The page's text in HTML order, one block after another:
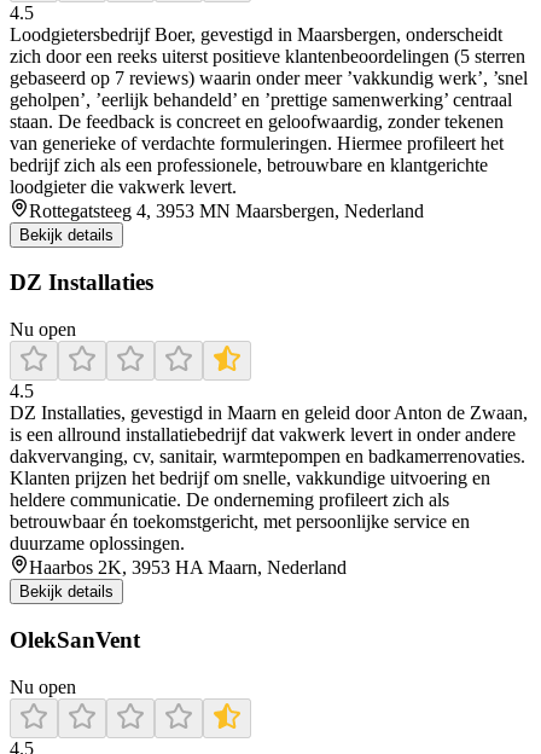
4.5
Loodgietersbedrijf Boer, gevestigd in Maarsbergen, onderscheidt
zich door een reeks uiterst positieve klantenbeoordelingen (5 sterren
gebaseerd op 7 reviews) waarin onder meer ’vakkundig werk’, ’snel
geholpen’, ’eerlijk behandeld’ en ’prettige samenwerking’ centraal
staan. De feedback is concreet en geloofwaardig, zonder tekenen
van generieke of verdachte formuleringen. Hiermee profileert het
bedrijf zich als een professionele, betrouwbare en klantgerichte
loodgieter die vakwerk levert.
Rottegatsteeg 4, 3953 MN Maarsbergen, Nederland
Bekijk details
DZ Installaties
Nu open
4.5
DZ Installaties, gevestigd in Maarn en geleid door Anton de Zwaan,
is een allround installatiebedrijf dat vakwerk levert in onder andere
dakvervanging, cv, sanitair, warmtepompen en badkamerrenovaties.
Klanten prijzen het bedrijf om snelle, vakkundige uitvoering en
heldere communicatie. De onderneming profileert zich als
betrouwbaar én toekomstgericht, met persoonlijke service en
duurzame oplossingen.
Haarbos 2K, 3953 HA Maarn, Nederland
Bekijk details
OlekSanVent
Nu open
4.5